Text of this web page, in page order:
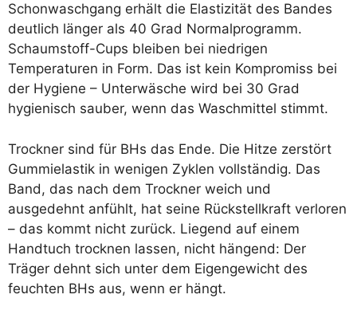
Schonwaschgang erhält die Elastizität des Bandes
deutlich länger als 40 Grad Normalprogramm.
Schaumstoff-Cups bleiben bei niedrigen
Temperaturen in Form. Das ist kein Kompromiss bei
der Hygiene – Unterwäsche wird bei 30 Grad
hygienisch sauber, wenn das Waschmittel stimmt.
Trockner sind für BHs das Ende. Die Hitze zerstört
Gummielastik in wenigen Zyklen vollständig. Das
Band, das nach dem Trockner weich und
ausgedehnt anfühlt, hat seine Rückstellkraft verloren
– das kommt nicht zurück. Liegend auf einem
Handtuch trocknen lassen, nicht hängend: Der
Träger dehnt sich unter dem Eigengewicht des
feuchten BHs aus, wenn er hängt.